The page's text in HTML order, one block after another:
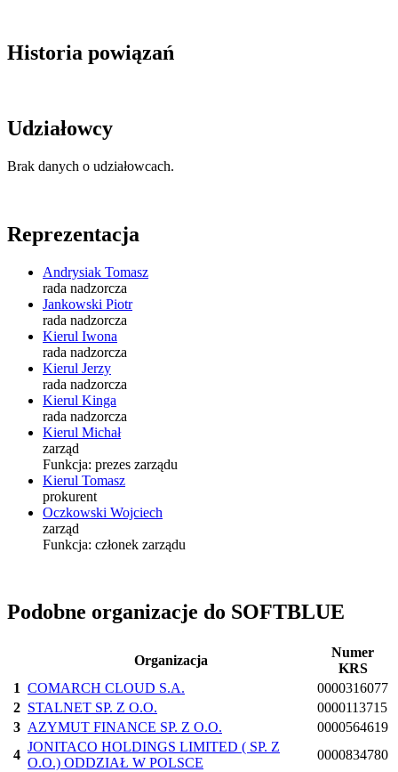
Historia powiązań
Udziałowcy
Brak danych o udziałowcach.
Reprezentacja
Andrysiak Tomasz
rada nadzorcza
Jankowski Piotr
rada nadzorcza
Kierul Iwona
rada nadzorcza
Kierul Jerzy
rada nadzorcza
Kierul Kinga
rada nadzorcza
Kierul Michał
zarząd
Funkcja: prezes zarządu
Kierul Tomasz
prokurent
Oczkowski Wojciech
zarząd
Funkcja: członek zarządu
Podobne organizacje do SOFTBLUE
Organizacja
Numer
KRS
1 COMARCH CLOUD S.A.
0000316077
2 STALNET SP. Z O.O.
0000113715
3 AZYMUT FINANCE SP. Z O.O.
0000564619
4
JONITACO HOLDINGS LIMITED ( SP. Z
O.O.) ODDZIAŁ W POLSCE
0000834780